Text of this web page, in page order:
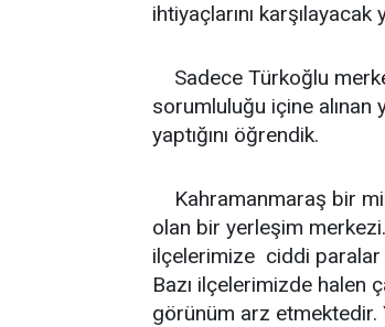
ihtiyaçlarını karşılayacak
Sadece Türkoğlu
sorumluluğu içine alınan
yaptığını öğrendik.
Kahramanmaraş bir
olan bir yerleşim
ilçelerimize ciddi paralar
Bazı ilçelerimizde halen
görünüm arz etmektedir.